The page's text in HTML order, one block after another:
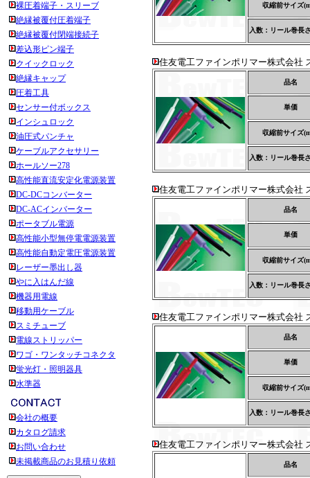
収縮前サイズ
入数：リール巻長
住友電工ファインポリマー株式会社
品名
単価
収縮前サイズ
入数：リール巻長
住友電工ファインポリマー株式会社
品名
単価
収縮前サイズ
入数：リール巻長
住友電工ファインポリマー株式会社
品名
単価
収縮前サイズ
入数：リール巻長
住友電工ファインポリマー株式会社
品名
裸圧着端子・スリーブ
絶縁被覆付圧着端子
絶縁被覆付閉端接続子
差込形ピン端子
クイックロック
絶縁キャップ
圧着工具
センサー付ボックス
インシュロック
油圧式パンチャ
ケーブルアクセサリー
ホールソー278
高性能直流安定化電源装置
DC-DCコンバーター
DC-ACインバーター
ポータブル電源
高性能小型無停電電源装置
高性能自動定電圧電源装置
レーザー墨出し器
やに入はんだ線
機器用電線
移動用ケーブル
スミチューブ
電線ストリッパー
ワゴ・ワンタッチコネクタ
蛍光灯・照明器具
水準器
会社の概要
カタログ請求
お問い合わせ
未掲載商品のお見積り依頼